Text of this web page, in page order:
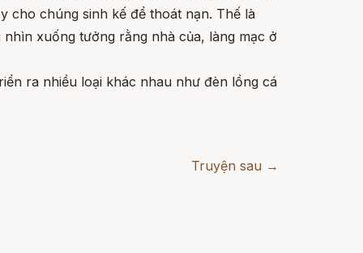
cho chúng sinh kế để thoát nạn. Thế là
xuống tưởng rằng nhà của, làng mạc ở
ra nhiều loại khác nhau như đèn lồng cá
Truyện sau →